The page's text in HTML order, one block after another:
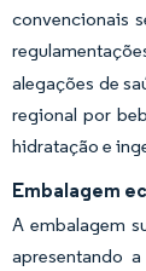
convencionais
alegações de
regional por
hidratação e
Embalagem
A embalagem
apresentando